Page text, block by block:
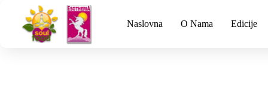
Naslovna O Nama Edicije